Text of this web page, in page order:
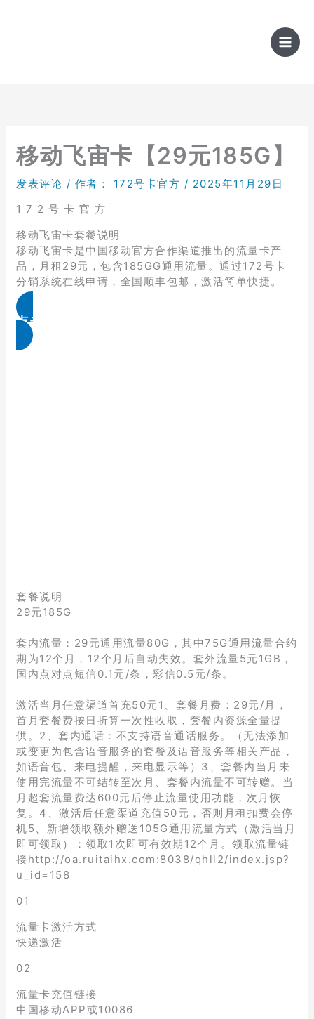
移动飞宙卡【29元185G】
发表评论 / 作者： 172号卡官方 / 2025年11月29日
1 7 2 号 卡 官 方
移动飞宙卡套餐说明
移动飞宙卡是中国移动官方合作渠道推出的流量卡产
品，月租29元，包含185GG通用流量。通过172号卡
分销系统在线申请，全国顺丰包邮，激活简单快捷。
点击免费领取
套餐说明
29元185G
套内流量：29元通用流量80G，其中75G通用流量合约
期为12个月，12个月后自动失效。套外流量5元1GB，
国内点对点短信0.1元/条，彩信0.5元/条。
激活当月任意渠道首充50元1、套餐月费：29元/月，
首月套餐费按日折算一次性收取，套餐内资源全量提
供。2、套内通话：不支持语音通话服务。（无法添加
或变更为包含语音服务的套餐及语音服务等相关产品，
如语音包、来电提醒，来电显示等）3、套餐内当月未
使用完流量不可结转至次月、套餐内流量不可转赠。当
月超套流量费达600元后停止流量使用功能，次月恢
复。4、激活后任意渠道充值50元，否则月租扣费会停
机5、新增领取额外赠送105G通用流量方式（激活当月
即可领取）：领取1次即可有效期12个月。领取流量链
接http://oa.ruitaihx.com:8038/qhll2/index.jsp?
u_id=158
01
流量卡激活方式
快递激活
02
流量卡充值链接
中国移动APP或10086